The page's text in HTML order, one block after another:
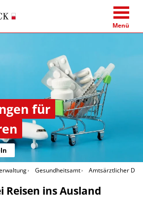
Menü
für
Gesundheitsamt Amtsärztlicher
Reisen ins Ausland